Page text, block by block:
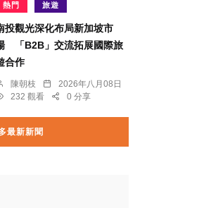
熱門 旅遊
投觀光深化布局新加坡市
「B2B」交流拓展國際旅
合作
陳朝枝
2026年八月08日
232 觀看
0 分享
最新新聞